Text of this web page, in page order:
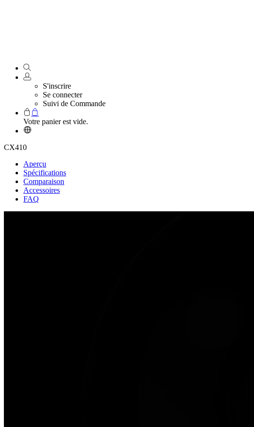
S'inscrire
Se connecter
Suivi de Commande
Votre panier est vide.
CX410
Aperçu
Spécifications
Comparaison
Accessoires
FAQ